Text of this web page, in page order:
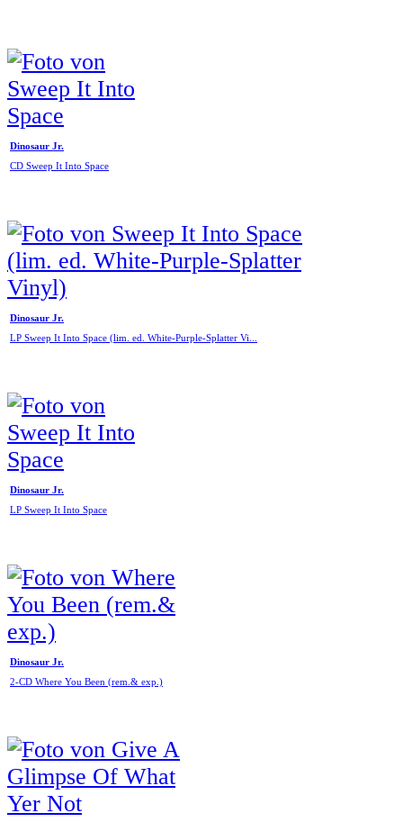
Dinosaur Jr.
CD Sweep It Into Space
Dinosaur Jr.
LP Sweep It Into Space (lim. ed. White-Purple-Splatter Vi...
Dinosaur Jr.
LP Sweep It Into Space
Dinosaur Jr.
2-CD Where You Been (rem.& exp.)